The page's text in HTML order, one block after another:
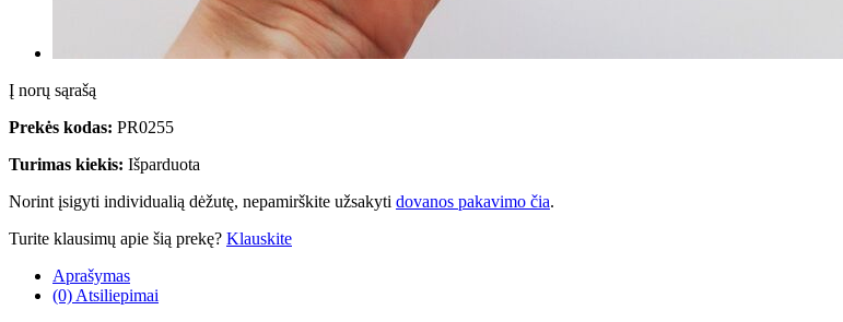
Į norų sąrašą
Prekės kodas: PR0255
Turimas kiekis: Išparduota
Norint įsigyti individualią dėžutę, nepamirškite užsakyti dovanos pakavimo čia.
Turite klausimų apie šią prekę? Klauskite
Aprašymas
(0) Atsiliepimai